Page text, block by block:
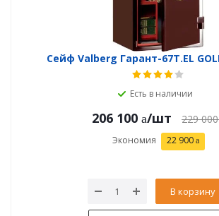
Сейф Valberg Гарант-67T.EL
Есть в наличии
206 100 /шт 229 000
Экономия 22 900
В корзину